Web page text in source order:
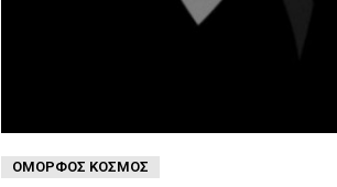
ΌΜΟΡΦΟΣ ΚΌΣΜΟΣ